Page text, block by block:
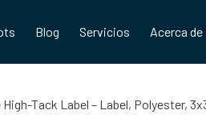
Blog Servicios Acerca de
Tack Label – Label, Polyester,